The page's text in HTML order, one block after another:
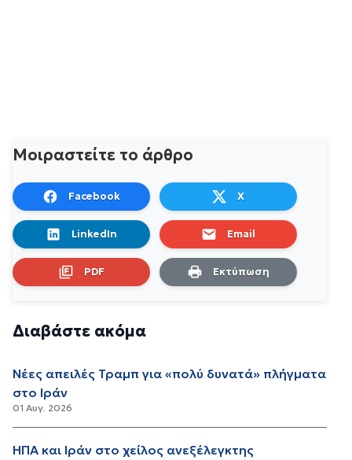
Μοιραστείτε το άρθρο
Facebook X
LinkedIn Email
PDF Εκτύπωση
Διαβάστε ακόμα
Νέες απειλές Τραμπ για «πολύ δυνατά» πλήγματα
στο Ιράν
01 Αυγ. 2026
ΗΠΑ και Ιράν στο χείλος ανεξέλεγκτης